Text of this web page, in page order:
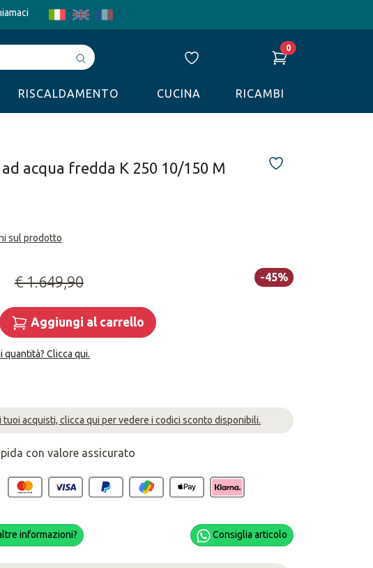
Avvia
ricerca
0
RISCALDAMENTO CUCINA RICAMBI
acqua fredda K 250 10/150 M
sul prodotto
-45%
€ 1.649,90
Aggiungi al carrello
quantità? Clicca qui.
tuoi acquisti, clicca qui per vedere i codici sconto disponibili.
con valore assicurato
informazioni? Consiglia articolo